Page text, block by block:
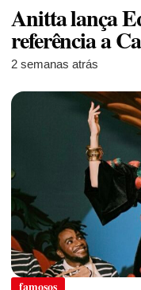
Anitta lança
referência a
2 semanas atrás
famosos